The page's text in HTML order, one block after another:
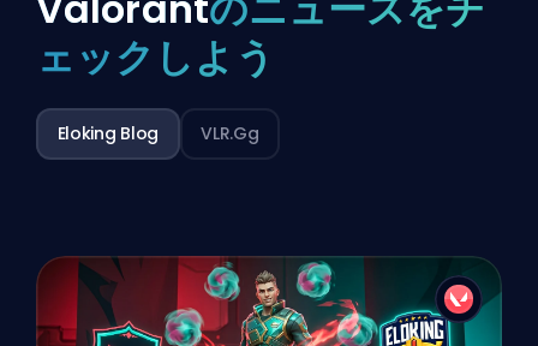
ェックしよう
Eloking Blog VLR.gg